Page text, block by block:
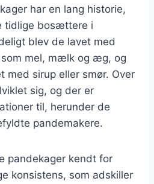
har en lang historie,
tidlige bosættere i
blev de lavet med
mel, mælk og æg, og
med sirup eller smør. Over
sig, og der er
til, herunder de
pandemakere.
pandekager kendt for
konsistens, som adskiller